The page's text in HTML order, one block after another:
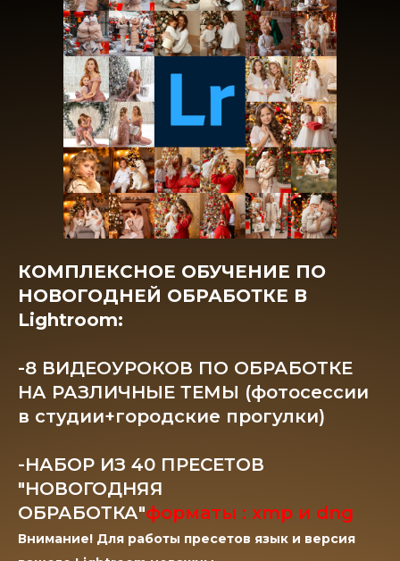
КОМПЛЕКСНОЕ ОБУЧЕНИЕ ПО
НОВОГОДНЕЙ ОБРАБОТКЕ В
Lightroom:
-8 ВИДЕОУРОКОВ ПО ОБРАБОТКЕ
НА РАЗЛИЧНЫЕ ТЕМЫ (фотосессии
в студии+городские прогулки)
-НАБОР ИЗ 40 ПРЕСЕТОВ
"НОВОГОДНЯЯ
ОБРАБОТКА"форматы : xmp и dng
Внимание! Для работы пресетов язык и версия